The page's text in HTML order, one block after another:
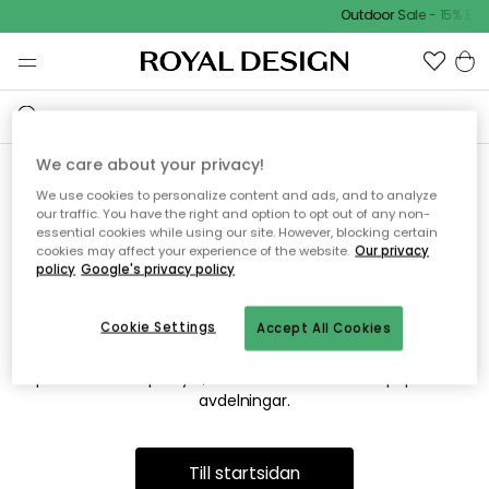
Outdoor Sale - 15%
Vi hittar tyvärr inte sidan du
söker
Detta kan bero på att sidan inte längre finns eller att den har
flyttats. Vi ber om ursäkt för besväret. I menyn ovan kan du
prova att söka på nytt, eller besöka en av våra populära
avdelningar.
Till startsidan
We care about your privacy!
We use cookies to personalize content and ads, and to analyze
our traffic. You have the right and option to opt out of any non-
essential cookies while using our site. However, blocking certain
cookies may affect your experience of the website. Our privacy
policy Google's privacy policy
Accept All Cookies
Cookie Settings